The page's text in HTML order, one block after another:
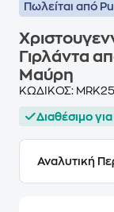
Πωλείται από
Γιρλάντα
Μαύρη
ΚΩΔΙΚΟΣ:
Διαθέσιμο
Αναλυτική